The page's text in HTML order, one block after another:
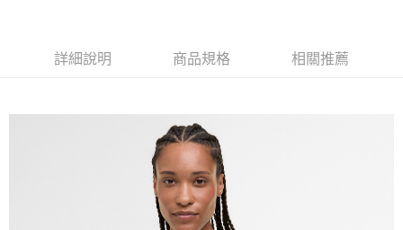
２．便利：只要手機號碼，簡訊認證，即可結帳。
１．於結帳方式選擇「AFTEE先享後付」後，將跳轉至「AFTEE先享後付」
結帳頁面，進行簡訊認證並確認金額後，即可完成結帳。
２．訂單成立數日內，您將收到繳費通知簡訊。
３．收到繳費通知簡訊後14天內，點擊此簡訊中的連結，可透過四大超商／
ATM／網路銀行／等多元方式進行付款，方視為交易完成。
※ 請注意：結帳手續完成當下不需立刻繳費，但若您需要取消訂單，請聯絡
購買商品的店家。未經商家同意取消之訂單仍視為有效，需透過AFTEE先享
運送方式詳細說明 商品規格 相關推薦